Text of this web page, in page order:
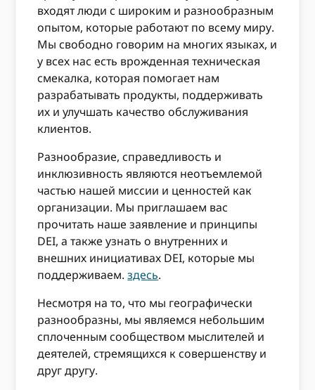
входят люди с широким и разнообразным
опытом, которые работают по всему миру.
Мы свободно говорим на многих языках, и
у всех нас есть врожденная техническая
смекалка, которая помогает нам
разрабатывать продукты, поддерживать
их и улучшать качество обслуживания
клиентов.
Разнообразие, справедливость и
инклюзивность являются неотъемлемой
частью нашей миссии и ценностей как
организации. Мы приглашаем вас
прочитать наше заявление и принципы
DEI, а также узнать о внутренних и
внешних инициативах DEI, которые мы
поддерживаем.здесь.
Несмотря на то, что мы географически
разнообразны, мы являемся небольшим
сплоченным сообществом мыслителей и
деятелей, стремящихся к совершенству и
друг другу.